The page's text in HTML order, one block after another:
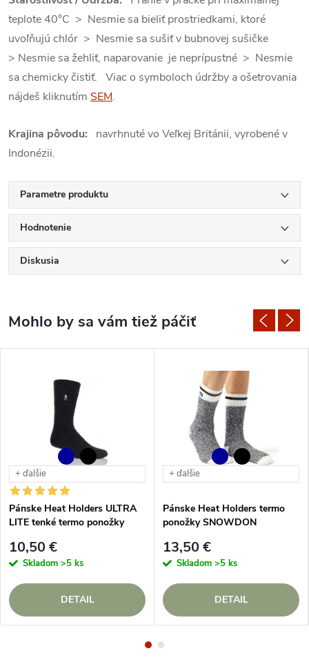
teplote 40°C > Nesmie sa bieliť prostriedkami, ktoré
uvoľňujú chlór > Nesmie sa sušiť v bubnovej sušičke
> Nesmie sa žehliť, naparovanie je neprípustné > Nesmie
sa chemicky čistiť. Viac o symboloch údržby a ošetrovania
nájdeš kliknutím SEM.
Krajina pôvodu:
navrhnuté vo Veľkej Británii, vyrobené v
Indonézii.
Parametre produktu
Hodnotenie
Diskusia
+ ďalšie
Pánske Heat Holders ULTRA
LITE tenké termo ponožky
10,50 €
Skladom >5 ks
DETAIL
+ ďalšie
Pánske Heat Holders termo
ponožky SNOWDON
13,50 €
Skladom >5 ks
DETAIL